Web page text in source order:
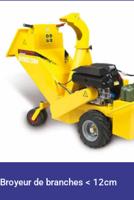
Broyeur de branches < 12cm